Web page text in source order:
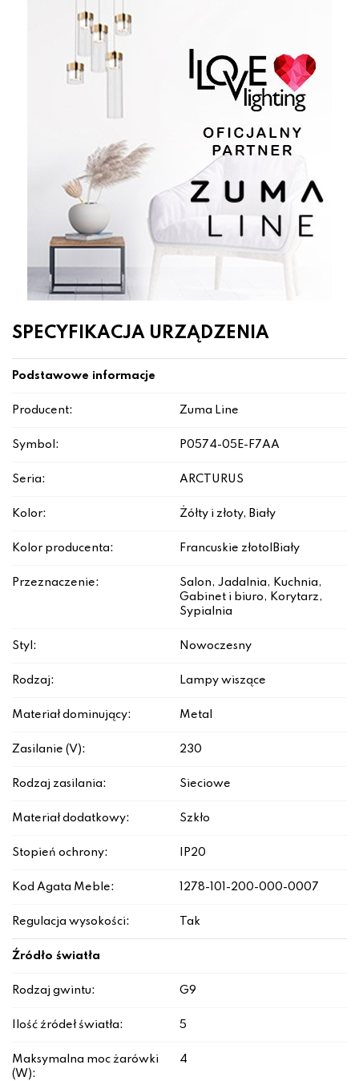
SPECYFIKACJA URZĄDZENIA
Podstawowe informacje
Producent: Zuma Line
Symbol: P0574-05E-F7AA
Seria: ARCTURUS
Kolor: Żółty i złoty, Biały
Kolor producenta: Francuskie złoto|Biały
Przeznaczenie:
Salon, Jadalnia, Kuchnia,
Gabinet i biuro, Korytarz,
Sypialnia
Styl: Nowoczesny
Rodzaj: Lampy wiszące
Materiał dominujący: Metal
Zasilanie (V): 230
Rodzaj zasilania: Sieciowe
Materiał dodatkowy: Szkło
Stopień ochrony: IP20
Kod Agata Meble: 1278-101-200-000-0007
Regulacja wysokości: Tak
Źródło światła
Rodzaj gwintu: G9
Ilość źródeł światła: 5
Maksymalna moc żarówki
(W):
4